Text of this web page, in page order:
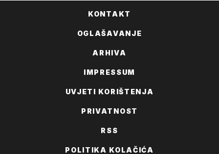
KONTAKT
OGLAŠAVANJE
ARHIVA
IMPRESSUM
UVJETI KORIŠTENJA
PRIVATNOST
RSS
POLITIKA KOLAČIĆA